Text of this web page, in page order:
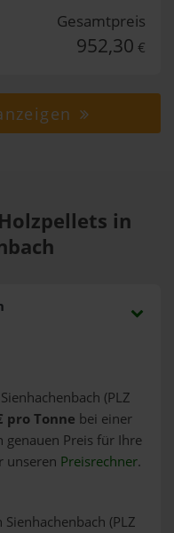
Gesamtpreis
952,30 €
in
(PLZ
pro Tonne bei einer
genauen Preis für Ihre
unseren Preisrechner.
(PLZ